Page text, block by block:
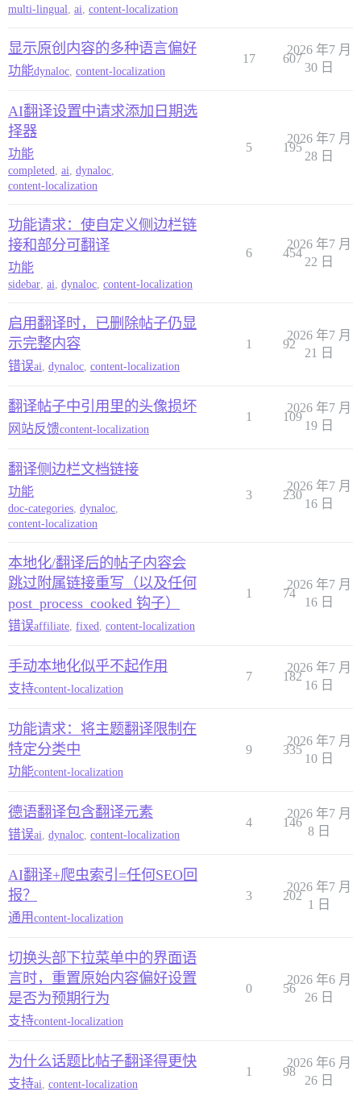
multi-lingual, ai, content-localization
显示原创内容的多种语言偏好
功能dynaloc content-localization
17 607
2026 年7 月
30 日
AI翻译设置中请求添加日期选
择器
功能
completed, ai, dynaloc,
content-localization
5 195
2026 年7 月
28 日
功能请求：使自定义侧边栏链
接和部分可翻译
功能
sidebar, ai, dynaloc, content-localization
6 454
2026 年7 月
22 日
启用翻译时，已删除帖子仍显
示完整内容
错误ai dynaloc content-localization
1 92
2026 年7 月
21 日
翻译帖子中引用里的头像损坏
网站反馈content-localization
1 109
2026 年7 月
19 日
翻译侧边栏文档链接
功能
doc-categories, dynaloc,
content-localization
3 230
2026 年7 月
16 日
本地化/翻译后的帖子内容会
跳过附属链接重写（以及任何
post_process_cooked 钩子）
错误affiliate fixed content-localization
1 74
2026 年7 月
16 日
手动本地化似乎不起作用
支持content-localization
7 182
2026 年7 月
16 日
功能请求：将主题翻译限制在
特定分类中
功能content-localization
9 335
2026 年7 月
10 日
德语翻译包含翻译元素
错误ai dynaloc content-localization
4 146
2026 年7 月
8 日
AI翻译+爬虫索引=任何SEO回
报？
通用 content-localization
3 202
2026 年7 月
1 日
切换头部下拉菜单中的界面语
言时，重置原始内容偏好设置
是否为预期行为
支持content-localization
0 56
2026 年6 月
26 日
为什么话题比帖子翻译得更快
支持ai content-localization
1 98
2026 年6 月
26 日